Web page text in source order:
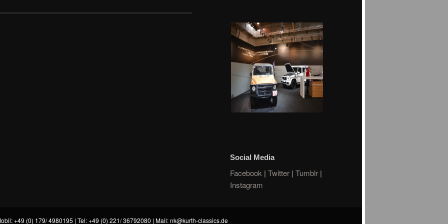
Social Media
Facebook | Twitter | Tumblr |
Instagram
+49 (0) 179/ 4980195 | Tel: +49 (0) 221/ 36792080 | Mail:nk@kurth-classics.de